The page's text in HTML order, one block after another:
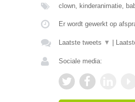
clown, kinderanimatie,
Er wordt gewerkt op
Laatste tweets ▼
Sociale media: